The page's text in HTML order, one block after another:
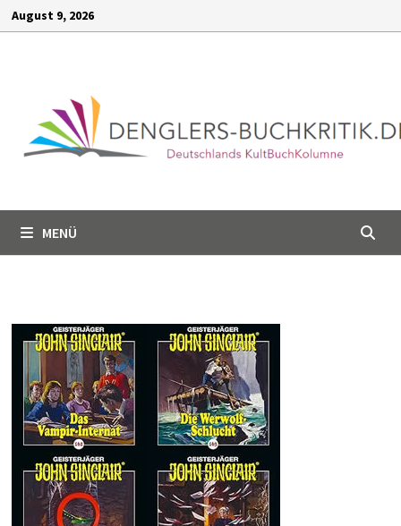
springen
Zum
Inhalt
August 9, 2026
MENÜ